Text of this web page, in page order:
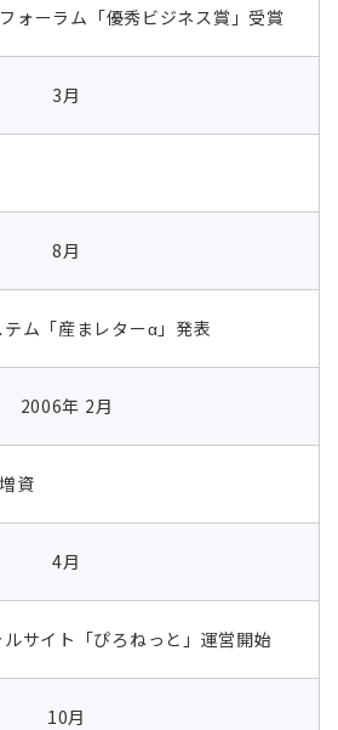
ォーラム「優秀ビジネス賞」受賞
3月
8月
ム「産まレターα」発表
2006年 2月
資
4月
サイト「ぴろねっと」運営開始
10月